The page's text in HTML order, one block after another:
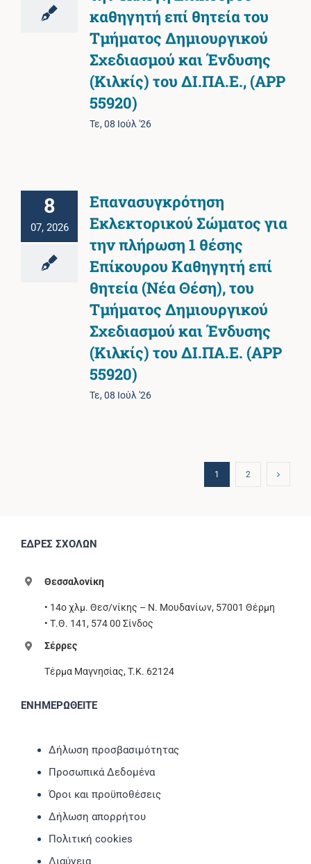
καθηγητή επί θητεία του
Τμήματος Δημιουργικού
Σχεδιασμού και Ένδυσης
(Κιλκίς) του ΔΙ.ΠΑ.Ε., (APP
55920)
Τε, 08 Ιούλ '26
8
07, 2026
Επανασυγκρότηση
Εκλεκτορικού Σώματος για
την πλήρωση 1 θέσης
Επίκουρου Καθηγητή επί
θητεία (Νέα Θέση), του
Τμήματος Δημιουργικού
Σχεδιασμού και Ένδυσης
(Κιλκίς) του ΔΙ.ΠΑ.Ε. (ΑΡΡ
55920)
Τε, 08 Ιούλ '26
1 2
ΕΔΡΕΣ ΣΧΟΛΩΝ
Θεσσαλονίκη
• 14ο χλμ. Θεσ/νίκης – Ν. Μουδανίων, 57001 Θέρμη
• Τ.Θ. 141, 574 00 Σίνδος
Σέρρες
Τέρμα Μαγνησίας, T.K. 62124
ΕΝΗΜΕΡΩΘΕΙΤΕ
Δήλωση προσβασιμότητας
Προσωπικά Δεδομένα
Όροι και προϋποθέσεις
Δήλωση απορρήτου
Πολιτική cookies
Διαύγεια